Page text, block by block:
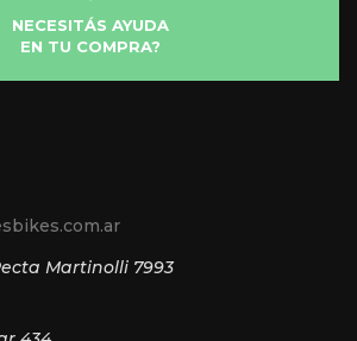
NECESITÁS AYUDA
EN TU COMPRA?
Martinolli 7993